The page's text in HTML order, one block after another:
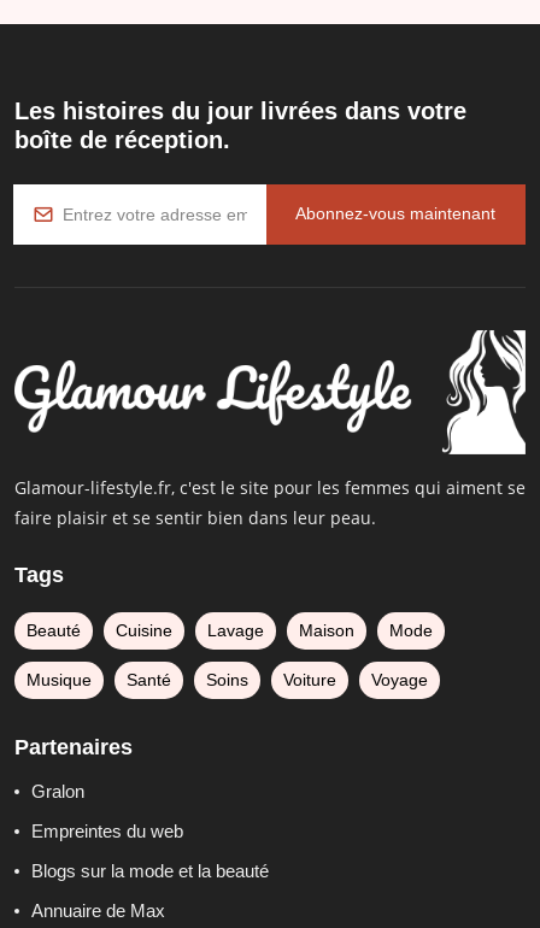
Les histoires du jour livrées dans votre
boîte de réception.
Abonnez-vous maintenant
Glamour-lifestyle.fr, c'est le site pour les femmes qui aiment se
faire plaisir et se sentir bien dans leur peau.
Tags
Beauté Cuisine Lavage Maison Mode
Musique Santé Soins Voiture Voyage
Partenaires
Gralon
Empreintes du web
Blogs sur la mode et la beauté
Annuaire de Max